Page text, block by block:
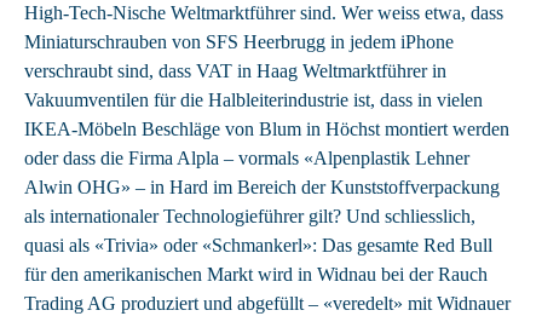
High-Tech-Nische Weltmarktführer sind. Wer weiss etwa, dass
Miniaturschrauben von SFS Heerbrugg in jedem iPhone
verschraubt sind, dass VAT in Haag Weltmarktführer in
Vakuumventilen für die Halbleiterindustrie ist, dass in vielen
IKEA-Möbeln Beschläge von Blum in Höchst montiert werden
oder dass die Firma Alpla – vormals «Alpenplastik Lehner
Alwin OHG» – in Hard im Bereich der Kunststoffverpackung
als internationaler Technologieführer gilt? Und schliesslich,
quasi als «Trivia» oder «Schmankerl»: Das gesamte Red Bull
für den amerikanischen Markt wird in Widnau bei der Rauch
Trading AG produziert und abgefüllt – «veredelt» mit Widnauer